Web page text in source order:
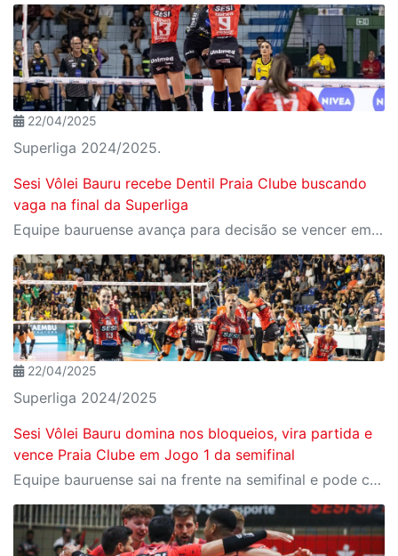
22/04/2025
Superliga 2024/2025.
Sesi Vôlei Bauru recebe Dentil Praia Clube buscando
vaga na final da Superliga
Equipe bauruense avança para decisão se vencer em casa; partida é na terça-feira, 22
22/04/2025
Superliga 2024/2025
Sesi Vôlei Bauru domina nos bloqueios, vira partida e
vence Praia Clube em Jogo 1 da semifinal
Equipe bauruense sai na frente na semifinal e pode conquistar vaga para final em casa